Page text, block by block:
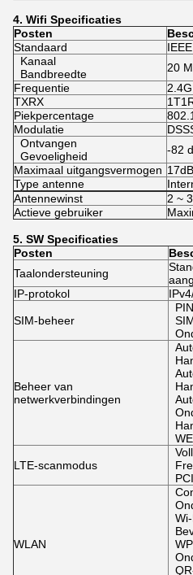
4. Wifi Specificaties
Posten
Standaard
Kanaal
Bandbreedte
20
Frequentie
2.4G
TXRX
Piekpercentage
Modulatie
Ontvangen
Gevoeligheid
-82
Maximaal uitgangsvermogen
Type antenne
Antennewinst
2 ~
Actieve gebruiker
5. SW Specificaties
Posten
Taalondersteuning
IP-protokol
SIM-beheer
Beheer van
netwerkverbindingen
LTE-scanmodus
WLAN